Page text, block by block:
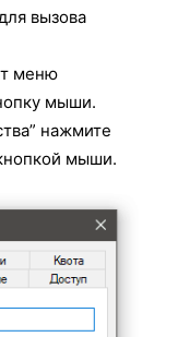
вызова
меню
мыши.
нажмите
мыши.